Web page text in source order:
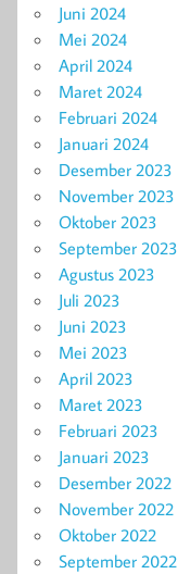
Juni 2024
Mei 2024
April 2024
Maret 2024
Februari 2024
Januari 2024
Desember 2023
November 2023
Oktober 2023
September 2023
Agustus 2023
Juli 2023
Juni 2023
Mei 2023
April 2023
Maret 2023
Februari 2023
Januari 2023
Desember 2022
November 2022
Oktober 2022
September 2022